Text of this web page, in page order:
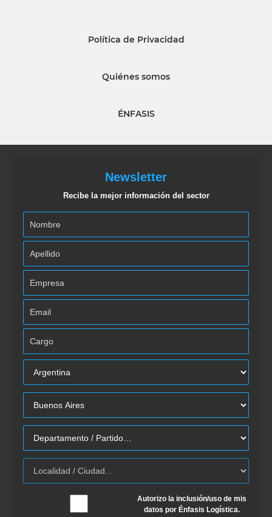
Política de Privacidad
Quiénes somos
ÉNFASIS
Newsletter
Recibe la mejor información del sector
Autorizo la inclusión/uso de mis
datos por Énfasis Logística.